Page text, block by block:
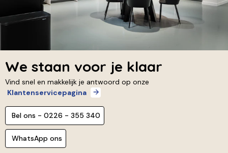
We staan voor je klaar
Vind snel en makkelijk je antwoord op onze
Klantenservicepagina
Bel ons - 0226 - 355 340
WhatsApp ons